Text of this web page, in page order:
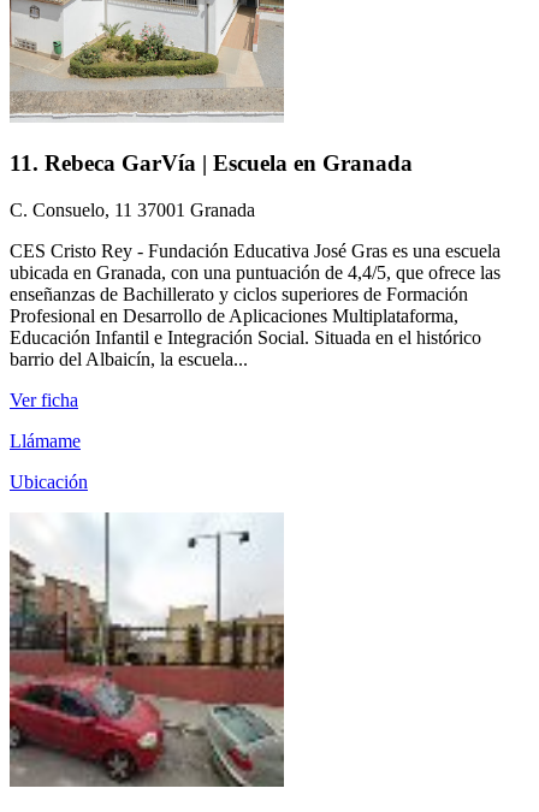
11. Rebeca GarVía | Escuela en Granada
C. Consuelo, 11 37001 Granada
CES Cristo Rey - Fundación Educativa José Gras es una escuela
ubicada en Granada, con una puntuación de 4,4/5, que ofrece las
enseñanzas de Bachillerato y ciclos superiores de Formación
Profesional en Desarrollo de Aplicaciones Multiplataforma,
Educación Infantil e Integración Social. Situada en el histórico
barrio del Albaicín, la escuela...
Ver ficha
Llámame
Ubicación